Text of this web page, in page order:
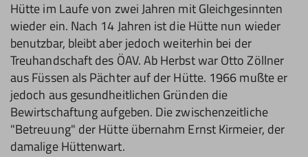
Hütte im Laufe von zwei Jahren mit Gleichgesinnten
wieder ein. Nach 14 Jahren ist die Hütte nun wieder
benutzbar, bleibt aber jedoch weiterhin bei der
Treuhandschaft des ÖAV. Ab Herbst war Otto Zöllner
aus Füssen als Pächter auf der Hütte. 1966 mußte er
jedoch aus gesundheitlichen Gründen die
Bewirtschaftung aufgeben. Die zwischenzeitliche
"Betreuung" der Hütte übernahm Ernst Kirmeier, der
damalige Hüttenwart.